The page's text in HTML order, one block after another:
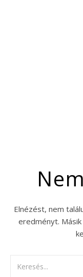
Elnézést, nem
eredményt.